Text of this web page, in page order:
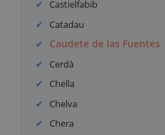
Castielfabib
Catadau
Caudete de las Fuentes
Cerdà
Chella
Chelva
Chera